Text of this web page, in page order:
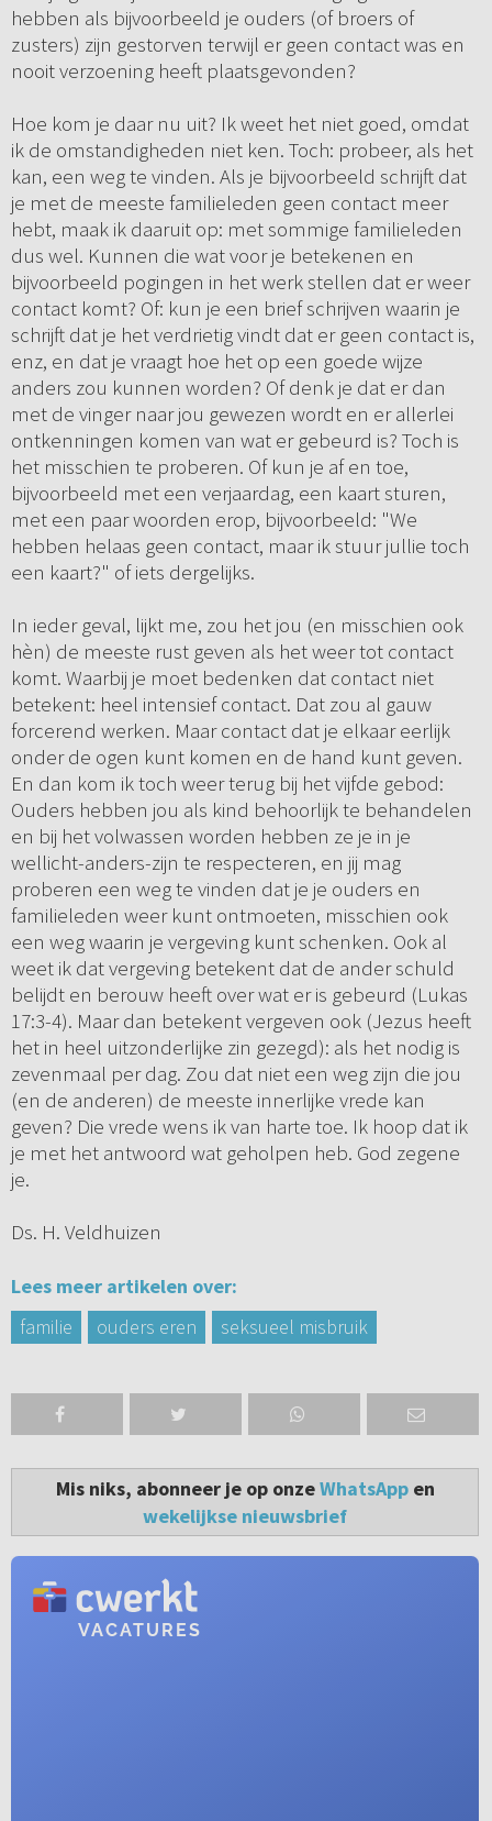
hebben als bijvoorbeeld je ouders (of broers of
zusters) zijn gestorven terwijl er geen contact was en
nooit verzoening heeft plaatsgevonden?
Hoe kom je daar nu uit? Ik weet het niet goed, omdat
ik de omstandigheden niet ken. Toch: probeer, als het
kan, een weg te vinden. Als je bijvoorbeeld schrijft dat
je met de meeste familieleden geen contact meer
hebt, maak ik daaruit op: met sommige familieleden
dus wel. Kunnen die wat voor je betekenen en
bijvoorbeeld pogingen in het werk stellen dat er weer
contact komt? Of: kun je een brief schrijven waarin je
schrijft dat je het verdrietig vindt dat er geen contact is,
enz, en dat je vraagt hoe het op een goede wijze
anders zou kunnen worden? Of denk je dat er dan
met de vinger naar jou gewezen wordt en er allerlei
ontkenningen komen van wat er gebeurd is? Toch is
het misschien te proberen. Of kun je af en toe,
bijvoorbeeld met een verjaardag, een kaart sturen,
met een paar woorden erop, bijvoorbeeld: "We
hebben helaas geen contact, maar ik stuur jullie toch
een kaart?" of iets dergelijks.
In ieder geval, lijkt me, zou het jou (en misschien ook
hèn) de meeste rust geven als het weer tot contact
komt. Waarbij je moet bedenken dat contact niet
betekent: heel intensief contact. Dat zou al gauw
forcerend werken. Maar contact dat je elkaar eerlijk
onder de ogen kunt komen en de hand kunt geven.
En dan kom ik toch weer terug bij het vijfde gebod:
Ouders hebben jou als kind behoorlijk te behandelen
en bij het volwassen worden hebben ze je in je
wellicht-anders-zijn te respecteren, en jij mag
proberen een weg te vinden dat je je ouders en
familieleden weer kunt ontmoeten, misschien ook
een weg waarin je vergeving kunt schenken. Ook al
weet ik dat vergeving betekent dat de ander schuld
belijdt en berouw heeft over wat er is gebeurd (Lukas
17:3-4). Maar dan betekent vergeven ook (Jezus heeft
het in heel uitzonderlijke zin gezegd): als het nodig is
zevenmaal per dag. Zou dat niet een weg zijn die jou
(en de anderen) de meeste innerlijke vrede kan
geven? Die vrede wens ik van harte toe. Ik hoop dat ik
je met het antwoord wat geholpen heb. God zegene
je.
Ds. H. Veldhuizen
Lees meer artikelen over:
familie
ouders eren seksueel misbruik
Mis niks, abonneer je op onzeWhatsAppen
wekelijkse nieuwsbrief